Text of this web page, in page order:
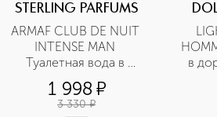
STERLING PARFUMS
ARMAF CLUB DE NUIT
INTENSE MAN
Туалетная вода в
дорожном формате
1 998 ¤
3 330 ¤
в